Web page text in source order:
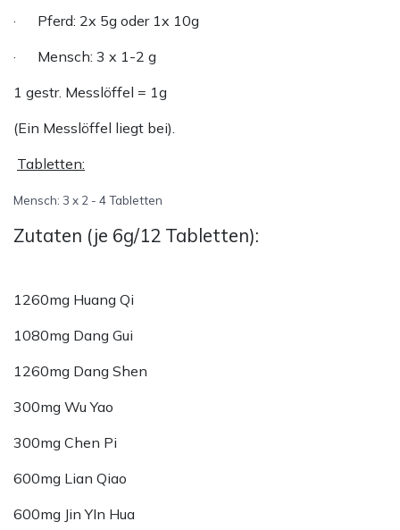
· Pferd: 2x 5g oder 1x 10g
· Mensch: 3 x 1-2 g
1 gestr. Messlöffel = 1g
(Ein Messlöffel liegt bei).
Tabletten:
Mensch: 3 x 2 - 4 Tabletten
Zutaten (je 6g/12 Tabletten):
1260mg Huang Qi
1080mg Dang Gui
1260mg Dang Shen
300mg Wu Yao
300mg Chen Pi
600mg Lian Qiao
600mg Jin YIn Hua